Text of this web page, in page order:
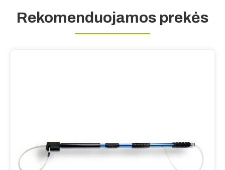
Rekomenduojamos prekės